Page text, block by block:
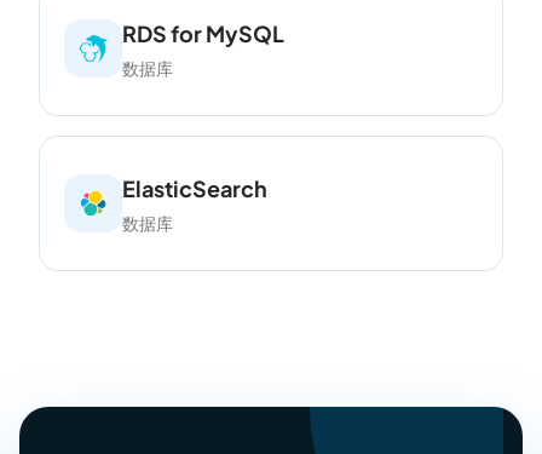
RDS for MySQL
数据库
ElasticSearch
数据库